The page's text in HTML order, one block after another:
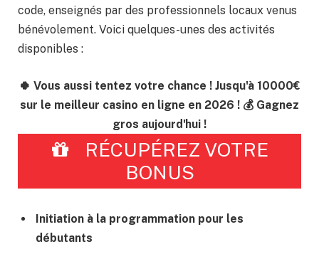
code, enseignés par des professionnels locaux venus
bénévolement. Voici quelques-unes des activités
disponibles :
🍀 Vous aussi tentez votre chance ! Jusqu'à 10000€
sur le meilleur casino en ligne en 2026 ! 💰 Gagnez
gros aujourd'hui !
RÉCUPÉREZ VOTRE
BONUS
Initiation à la programmation pour les
débutants